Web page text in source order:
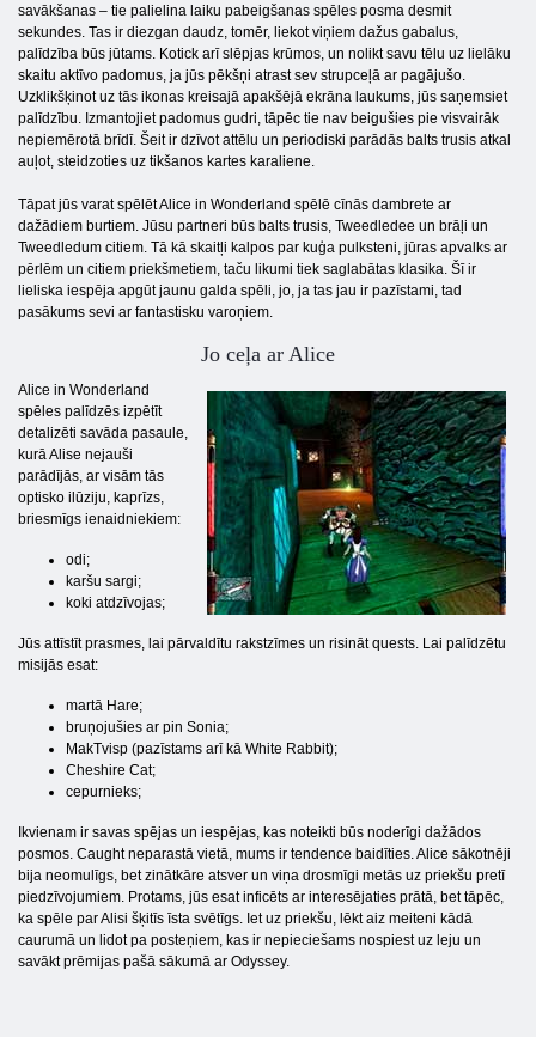
savākšanas – tie palielina laiku pabeigšanas spēles posma desmit
sekundes. Tas ir diezgan daudz, tomēr, liekot viņiem dažus gabalus,
palīdzība būs jūtams. Kotick arī slēpjas krūmos, un nolikt savu tēlu uz lielāku
skaitu aktīvo padomus, ja jūs pēkšņi atrast sev strupceļā ar pagājušo.
Uzklikšķinot uz tās ikonas kreisajā apakšējā ekrāna laukums, jūs saņemsiet
palīdzību. Izmantojiet padomus gudri, tāpēc tie nav beigušies pie visvairāk
nepiemērotā brīdī. Šeit ir dzīvot attēlu un periodiski parādās balts trusis atkal
auļot, steidzoties uz tikšanos kartes karaliene.
Tāpat jūs varat spēlēt Alice in Wonderland spēlē cīnās dambrete ar
dažādiem burtiem. Jūsu partneri būs balts trusis, Tweedledee un brāļi un
Tweedledum citiem. Tā kā skaitļi kalpos par kuģa pulksteni, jūras apvalks ar
pērlēm un citiem priekšmetiem, taču likumi tiek saglabātas klasika. Šī ir
lieliska iespēja apgūt jaunu galda spēli, jo, ja tas jau ir pazīstami, tad
pasākums sevi ar fantastisku varoņiem.
Jo ceļa ar Alice
Alice in Wonderland
spēles palīdzēs izpētīt
detalizēti savāda pasaule,
kurā Alise nejauši
parādījās, ar visām tās
optisko ilūziju, kaprīzs,
briesmīgs ienaidniekiem:
odi;
karšu sargi;
koki atdzīvojas;
Jūs attīstīt prasmes, lai pārvaldītu rakstzīmes un risināt quests. Lai palīdzētu
misijās esat:
martā Hare;
bruņojušies ar pin Sonia;
MakTvisp (pazīstams arī kā White Rabbit);
Cheshire Cat;
cepurnieks;
Ikvienam ir savas spējas un iespējas, kas noteikti būs noderīgi dažādos
posmos. Caught neparastā vietā, mums ir tendence baidīties. Alice sākotnēji
bija neomulīgs, bet zinātkāre atsver un viņa drosmīgi metās uz priekšu pretī
piedzīvojumiem. Protams, jūs esat inficēts ar interesējaties prātā, bet tāpēc,
ka spēle par Alisi šķitīs īsta svētīgs. Iet uz priekšu, lēkt aiz meiteni kādā
caurumā un lidot pa posteņiem, kas ir nepieciešams nospiest uz leju un
savākt prēmijas pašā sākumā ar Odyssey.